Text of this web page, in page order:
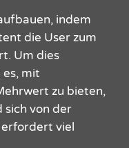
indem
die User zum
Um dies
mit
zu bieten,
sich von der
erfordert viel